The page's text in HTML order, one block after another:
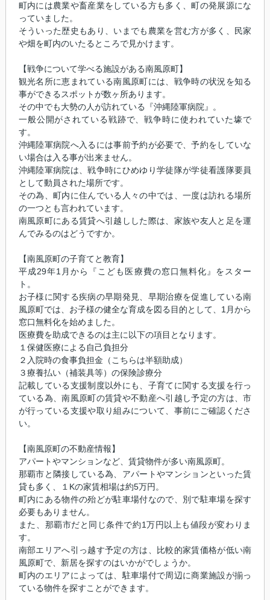
町内には農業や畜産業をしている方も多く、町の発展源にな
っていました。
そういった歴史もあり、いまでも農業を営む方が多く、民家
や畑を町内のいたるところで見かけます。
【戦争について学べる施設がある南風原町】
観光名所に恵まれている南風原町には、戦争時の状況を知る
事ができるスポットが数ヶ所あります。
その中でも大勢の人が訪れている『沖縄陸軍病院』。
一般公開がされている戦跡で、戦争時に使われていた壕で
す。
沖縄陸軍病院へ入るには事前予約が必要で、予約をしていな
い場合は入る事が出来ません。
沖縄陸軍病院は、戦争時にひめゆり学徒隊が学徒看護隊要員
として動員された場所です。
その為、町内に住んでいる人々の中では、一度は訪れる場所
の一つとも言われています。
南風原町にある賃貸へ引越しした際は、家族や友人と足を運
んでみるのはどうですか。
【南風原町の子育てと教育】
平成29年1月から『こども医療費の窓口無料化』をスター
ト。
お子様に関する疾病の早期発見、早期治療を促進している南
風原町では、お子様の健全な育成を図る目的として、1月から
窓口無料化を始めました。
医療費を助成できるのは主に以下の項目となります。
１保健医療による自己負担分
２入院時の食事負担金（こちらは半額助成）
３療養払い（補装具等）の保険診療分
記載している支援制度以外にも、子育てに関する支援を行っ
ている為、南風原町の賃貸や不動産へ引越し予定の方は、市
が行っている支援や取り組みについて、事前にご確認くださ
い。
【南風原町の不動産情報】
アパートやマンションなど、賃貸物件が多い南風原町。
那覇市と隣接している為、アパートやマンションといった賃
貸も多く、１Kの家賃相場は約5万円。
町内にある物件の殆どが駐車場付なので、別で駐車場を探す
必要もありません。
また、那覇市だと同じ条件で約1万円以上も値段が変わりま
す。
南部エリアへ引っ越す予定の方は、比較的家賃価格が低い南
風原町で、新居を探すのはいかがでしょうか。
町内のエリアによっては、駐車場付で周辺に商業施設が揃っ
ている物件を探すことができます。